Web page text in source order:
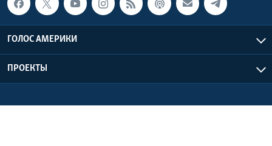
СОЦИАЛЬНЫЕ СЕТИ
ГОЛОС АМЕРИКИ
ПРОЕКТЫ